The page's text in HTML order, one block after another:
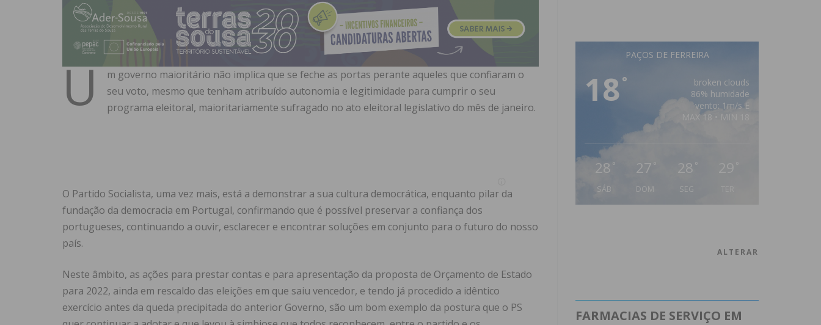
U
m governo maioritário não implica que se feche as portas perante aqueles que confiaram o
seu voto, mesmo que tenham atribuído autonomia e legitimidade para cumprir o seu
programa eleitoral, maioritariamente sufragado no ato eleitoral legislativo do mês de janeiro.
O Partido Socialista, uma vez mais, está a demonstrar a sua cultura democrática, enquanto pilar da
fundação da democracia em Portugal, confirmando que é possível preservar a confiança dos
portugueses, continuando a ouvir, esclarecer e encontrar soluções em conjunto para o futuro do nosso
país.
Neste âmbito, as ações para prestar contas e para apresentação da proposta de Orçamento de Estado
para 2022, ainda em rescaldo das eleições em que saiu vencedor, e tendo já procedido a idêntico
exercício antes da queda precipitada do anterior Governo, são um bom exemplo da postura que o PS
PAÇOS DE FERREIRA
18°
broken clouds
86% humidade
vento: 1m/s E
MAX 18 • MIN 18
28 °
SÁB
27 °
DOM
28 °
SEG
29 °
ALTERAR
FARMACIAS DE SERVIÇO EM